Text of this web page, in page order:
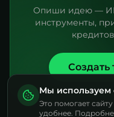
Опиши идею — ИИ
инструменты,
Создать
Мы используем
Это помогает
удобнее.